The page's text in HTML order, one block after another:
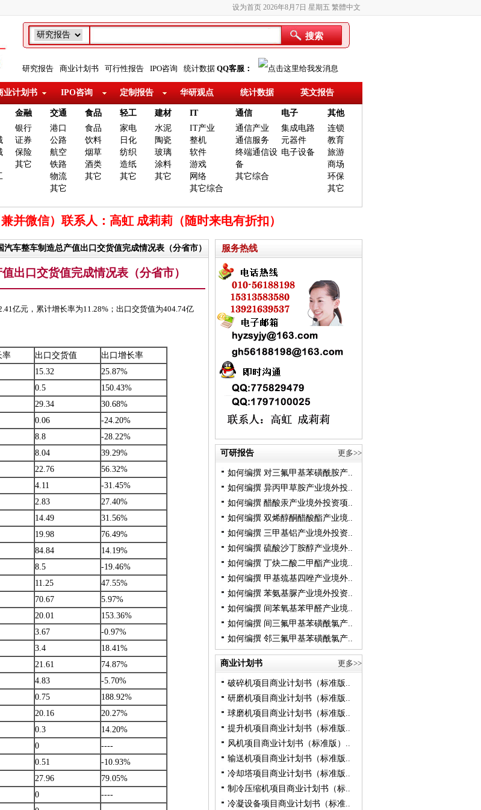
繁體中文
2026年8月7日 星期五
设为首页
搜索
研究报告 商业计划书 可行性报告 IPO咨询 统计数据 QQ客服：
业计划书 IPO咨询 定制报告 华研观点 统计数据 英文报告
金融 交通 食品 轻工 建材 IT 通信 电子
其他
银行
证券
保险
其它
港口
公路
航空
铁路
物流
其它
食品
饮料
烟草
酒类
其它
家电
日化
纺织
造纸
其它
水泥
陶瓷
玻璃
涂料
其它
IT产业
整机
软件
游戏
网络
其它综合
通信产业
通信服务
终端通信设
备
其它综合
集成电路
元器件
电子设备
连锁
教育
旅游
商场
环保
其它
并微信）联系人：高虹 成莉莉（随时来电有折扣）
汽车整车制造总产值出口交货值完成情况表（分省市）
出口交货值完成情况表（分省市）
亿元，累计增长率为11.28%；出口交货值为404.74亿
率 出口交货值
出口增长率
15.32
25.87%
0.5
150.43%
29.34
30.68%
0.06
-24.20%
8.8
-28.22%
8.04
39.29%
22.76
56.32%
4.11
-31.45%
2.83
27.40%
14.49
31.56%
19.98
76.49%
84.84
14.19%
8.5
-19.46%
11.25
47.55%
70.67
5.97%
20.01
153.36%
3.67
-0.97%
3.4
18.41%
21.61
74.87%
4.83
-5.70%
0.75
188.92%
20.16
20.27%
0.3
14.20%
0
----
0.51
-10.93%
27.96
79.05%
0
----
服务热线
可研报告 更多>>
如何编撰 对三氟甲基苯磺酰胺产..
如何编撰 异丙甲草胺产业境外投..
如何编撰 醋酸汞产业境外投资项..
如何编撰 双烯醇酮醋酸酯产业境..
如何编撰 三甲基铝产业境外投资..
如何编撰 硫酸沙丁胺醇产业境外..
如何编撰 丁炔二酸二甲酯产业境..
如何编撰 甲基巯基四唑产业境外..
如何编撰 苯氨基脲产业境外投资..
如何编撰 间苯氧基苯甲醛产业境..
如何编撰 间三氟甲基苯磺酰氯产..
如何编撰 邻三氟甲基苯磺酰氯产..
商业计划书 更多>>
破碎机项目商业计划书（标准版..
研磨机项目商业计划书（标准版..
球磨机项目商业计划书（标准版..
提升机项目商业计划书（标准版..
风机项目商业计划书（标准版）..
输送机项目商业计划书（标准版..
冷却塔项目商业计划书（标准版..
制冷压缩机项目商业计划书（标..
冷凝设备项目商业计划书（标准..